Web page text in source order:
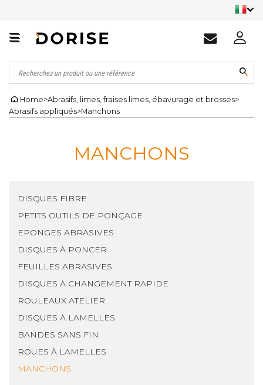
Home>Abrasifs, limes, fraises limes, ébavurage et brosses>
Abrasifs appliqués>Manchons
MANCHONS
DISQUES FIBRE
PETITS OUTILS DE PONÇAGE
EPONGES ABRASIVES
DISQUES À PONCER
FEUILLES ABRASIVES
DISQUES À CHANGEMENT RAPIDE
ROULEAUX ATELIER
DISQUES À LAMELLES
BANDES SANS FIN
ROUES À LAMELLES
MANCHONS